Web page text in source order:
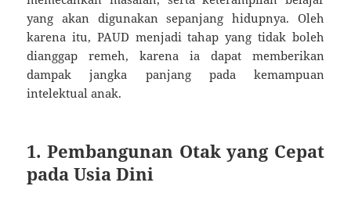
yang akan digunakan sepanjang hidupnya. Oleh
karena itu, PAUD menjadi tahap yang tidak boleh
dianggap remeh, karena ia dapat memberikan
dampak jangka panjang pada kemampuan
intelektual anak.
1. Pembangunan Otak yang Cepat
pada Usia Dini